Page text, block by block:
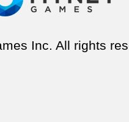
Inc. All rights